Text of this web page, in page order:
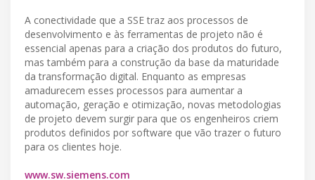
A conectividade que a SSE traz aos processos de
desenvolvimento e às ferramentas de projeto não é
essencial apenas para a criação dos produtos do futuro,
mas também para a construção da base da maturidade
da transformação digital. Enquanto as empresas
amadurecem esses processos para aumentar a
automação, geração e otimização, novas metodologias
de projeto devem surgir para que os engenheiros criem
produtos definidos por software que vão trazer o futuro
para os clientes hoje.
www.sw.siemens.com